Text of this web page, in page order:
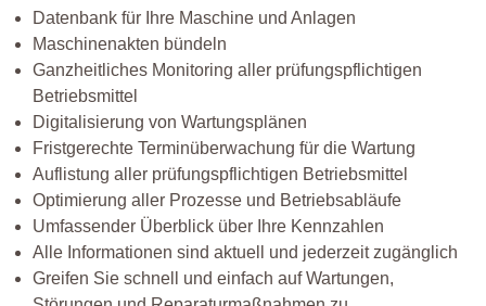
Datenbank für Ihre Maschine und Anlagen
Maschinenakten bündeln
Ganzheitliches Monitoring aller prüfungspflichtigen
Betriebsmittel
Digitalisierung von Wartungsplänen
Fristgerechte Terminüberwachung für die Wartung
Auflistung aller prüfungspflichtigen Betriebsmittel
Optimierung aller Prozesse und Betriebsabläufe
Umfassender Überblick über Ihre Kennzahlen
Alle Informationen sind aktuell und jederzeit zugänglich
Greifen Sie schnell und einfach auf Wartungen,